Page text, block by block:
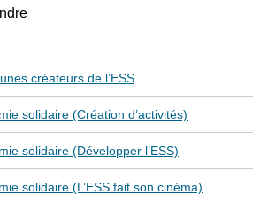
créateurs de l’ESS
solidaire (Création d’activités)
solidaire (Développer l’ESS)
solidaire (L’ESS fait son cinéma)